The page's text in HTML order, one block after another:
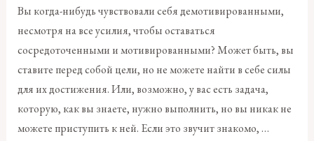
Вы когда-нибудь чувствовали себя демотивированными,
несмотря на все усилия, чтобы оставаться
сосредоточенными и мотивированными? Может быть, вы
ставите перед собой цели, но не можете найти в себе силы
для их достижения. Или, возможно, у вас есть задача,
которую, как вы знаете, нужно выполнить, но вы никак не
можете приступить к ней. Если это звучит знакомо, …